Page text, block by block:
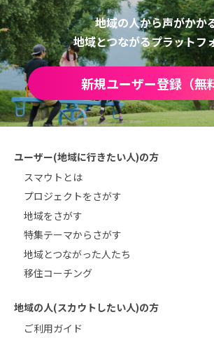
地域の人から声がかか
地域とつながるプラットフ
新規ユーザー登録（無
ユーザー(地域に行きたい人)の方
スマウトとは
プロジェクトをさがす
地域をさがす
特集テーマからさがす
地域とつながった人たち
移住コーチング
地域の人(スカウトしたい人)の方
ご利用ガイド